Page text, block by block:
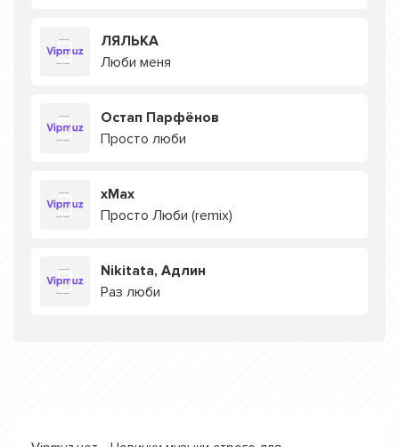
ЛЯЛЬКА
Люби меня
Остап Парфёнов
Просто люби
хМах
Просто Люби (remix)
Nikitata, Адлин
Раз люби